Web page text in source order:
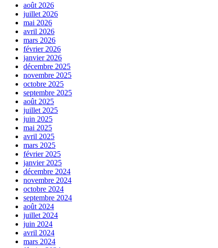
août 2026
juillet 2026
mai 2026
avril 2026
mars 2026
février 2026
janvier 2026
décembre 2025
novembre 2025
octobre 2025
septembre 2025
août 2025
juillet 2025
juin 2025
mai 2025
avril 2025
mars 2025
février 2025
janvier 2025
décembre 2024
novembre 2024
octobre 2024
septembre 2024
août 2024
juillet 2024
juin 2024
avril 2024
mars 2024